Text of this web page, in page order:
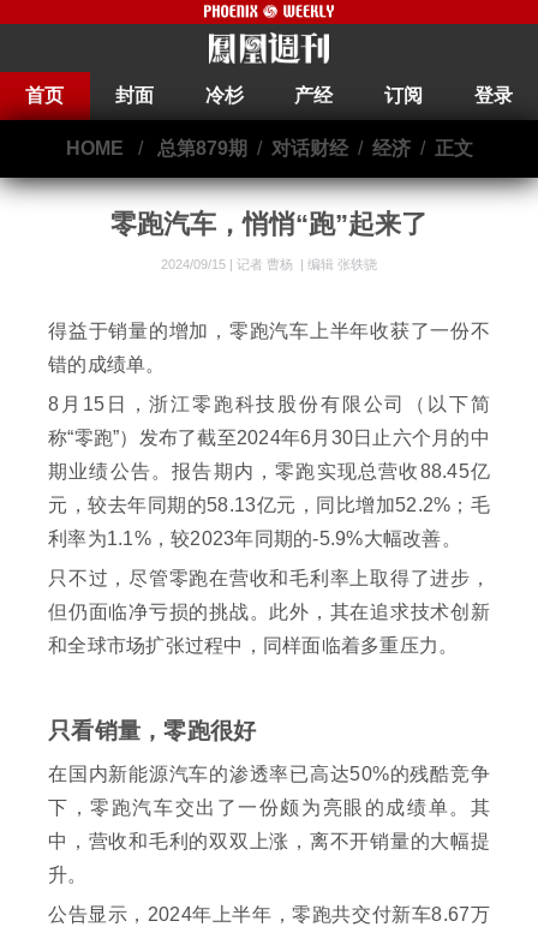
首页 封面 冷杉 产经 订阅 登录
HOME / 总第879期 / 对话财经/ 经济/ 正文
零跑汽车，悄悄“跑”起来了
2024/09/15 | 记者 曹杨 编辑 张轶骁
得益于销量的增加，零跑汽车上半年收获了一份不
错的成绩单。
8月15日，浙江零跑科技股份有限公司（以下简
称“零跑”）发布了截至2024年6月30日止六个月的中
期业绩公告。报告期内，零跑实现总营收88.45亿
元，较去年同期的58.13亿元，同比增加52.2%；毛
利率为1.1%，较2023年同期的-5.9%大幅改善。
只不过，尽管零跑在营收和毛利率上取得了进步，
但仍面临净亏损的挑战。此外，其在追求技术创新
和全球市场扩张过程中，同样面临着多重压力。
只看销量，零跑很好
在国内新能源汽车的渗透率已高达50%的残酷竞争
下，零跑汽车交出了一份颇为亮眼的成绩单。其
中，营收和毛利的双双上涨，离不开销量的大幅提
升。
公告显示，2024年上半年，零跑共交付新车8.67万